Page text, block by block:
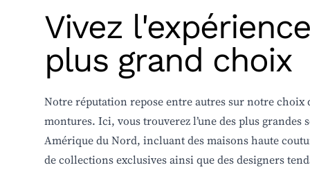
Examen de la vue
Contrôle de la myopie
Sécheresse oculaire
TOUS NOS SERVICES
orgelets
Femmes
Hommes
Coup de coeur
TOUTES LES MONTURES OPTIQUES
Femmes
Hommes
TOUTES
Vivez
plus grand choix
Notre réputation repose entre autres sur notre
montures. Ici, vous trouverez l’une des plus grandes
Amérique du Nord, incluant des maisons haute
de collections exclusives ainsi que des designers